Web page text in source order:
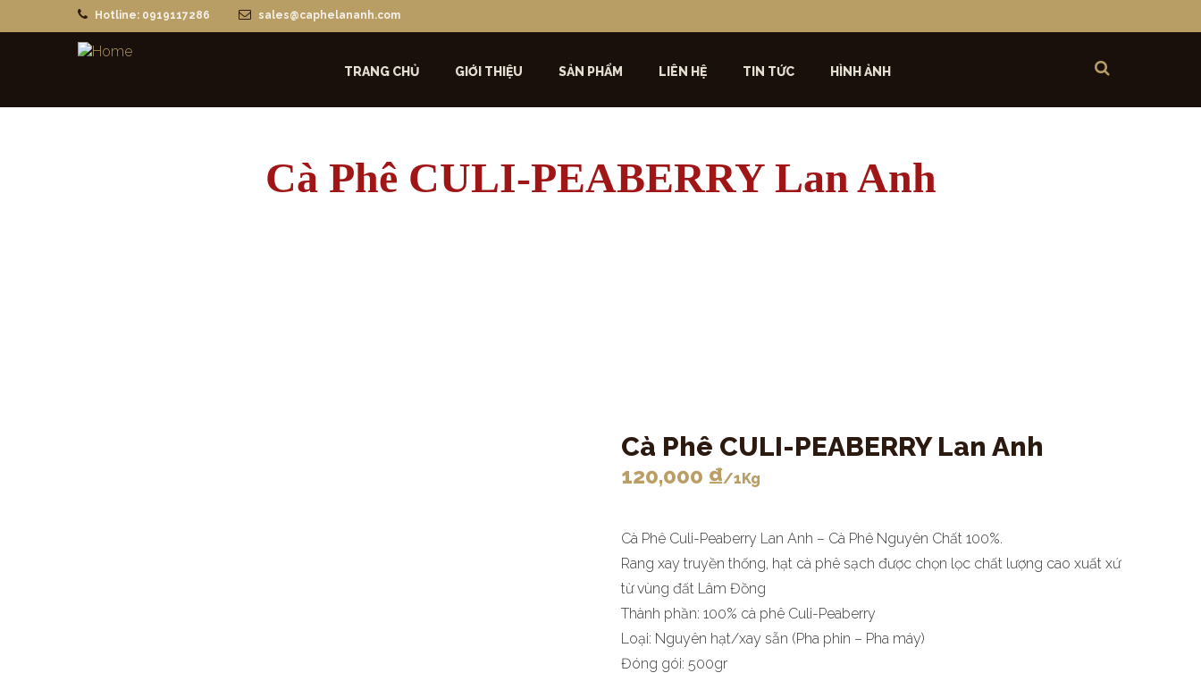
Hotline: 0919117286 sales@caphelananh.com
TRANG CHỦ GIỚI THIỆU SẢN PHẨM LIÊN HỆ TIN TỨC HÌNH ẢNH
Cà Phê CULI-PEABERRY Lan Anh
Cà Phê CULI-PEABERRY Lan Anh
120,000 ₫/1Kg
Cà Phê Culi-Peaberry Lan Anh – Cà Phê Nguyên Chất 100%.
Rang xay truyền thống, hạt cà phê sạch được chọn lọc chất lượng cao xuất xứ
từ vùng đất Lâm Đồng
Thành phần: 100% cà phê Culi-Peaberry
Loại: Nguyên hạt/xay sẵn (Pha phin – Pha máy)
Đóng gói: 500gr